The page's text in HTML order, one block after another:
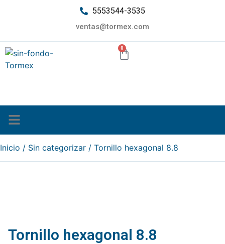
5553544-3535
ventas@tormex.com
0
Inicio / Sin categorizar / Tornillo hexagonal 8.8
Tornillo hexagonal 8.8